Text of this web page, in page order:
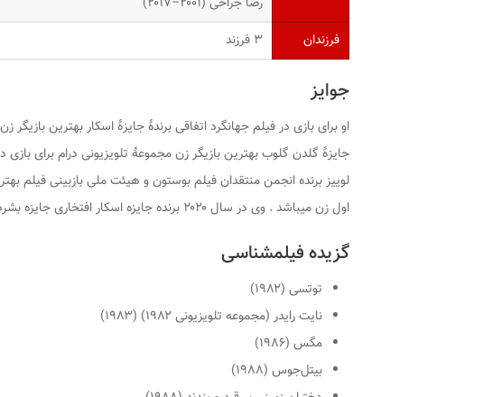
فرزندان
۳ فرزند
جوایز
او برای بازی در فیلمجهانگرد اتفاقی
جایزهٔ گلدن گلوب بهترین بازیگر زن مجموعهٔ تلویزیونی درام برای بازی
لوییزبرنده انجمن منتقدان فیلم بوستون و هیئت ملی بازبینی فیلم
اول زن میباشد . وی در سال ۲۰۲۰ برنده جایزه اسکار افتخاری جایزه بشردوستانه ژان هرشولت شد.
گزیده فیلمشناسی
توتسی (۱۹۸۲)
نایت رایدر (مجموعه تلویزیونی ۱۹۸۲)
(۱۹۸۳)
مگس (۱۹۸۶)
بیتل‌جوس (۱۹۸۸)